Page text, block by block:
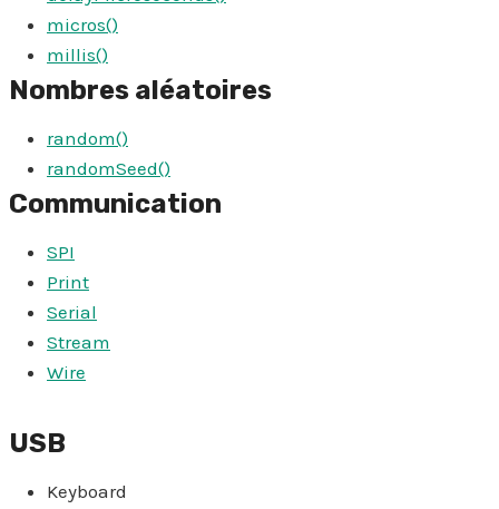
micros()
millis()
Nombres aléatoires
random()
randomSeed()
Communication
SPI
Print
Serial
Stream
Wire
USB
Keyboard